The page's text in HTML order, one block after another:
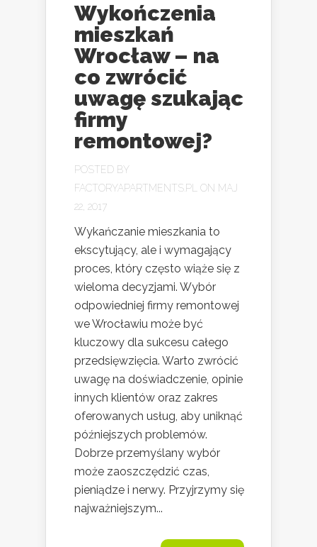
Wykończenia
mieszkań
Wrocław – na
co zwrócić
uwagę szukając
firmy
remontowej?
POSTED BY
FACTORYAPARTMENTS.PL ON MAJ
22, 2017
Wykańczanie mieszkania to
ekscytujący, ale i wymagający
proces, który często wiąże się z
wieloma decyzjami. Wybór
odpowiedniej firmy remontowej
we Wrocławiu może być
kluczowy dla sukcesu całego
przedsięwzięcia. Warto zwrócić
uwagę na doświadczenie, opinie
innych klientów oraz zakres
oferowanych usług, aby uniknąć
późniejszych problemów.
Dobrze przemyślany wybór
może zaoszczędzić czas,
pieniądze i nerwy. Przyjrzymy się
najważniejszym...